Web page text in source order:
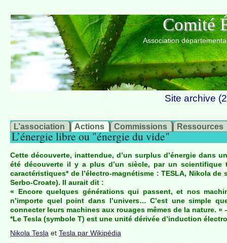
Comité
Association
Site archive
L’association Actions Commissions Ressources
Mystification ou énergie d’avenir ?
L’énergie libre ou "énergie du vide"
Cette découverte, inattendue, d’un surplus d’énergie dans
été découverte il y a plus d’un siècle, par un
caractéristiques* de l’électro-magnétisme : TESLA, Nikola
Serbo-Croate). Il aurait dit :
« Encore quelques générations qui passent, et nos
n’importe quel point dans l’univers… C’est une simple
connecter leurs machines aux rouages mêmes de la nature. »
*Le Tesla (symbole T) est une unité dérivée d’induction
Nikola Tesla et Tesla par Wikipédia